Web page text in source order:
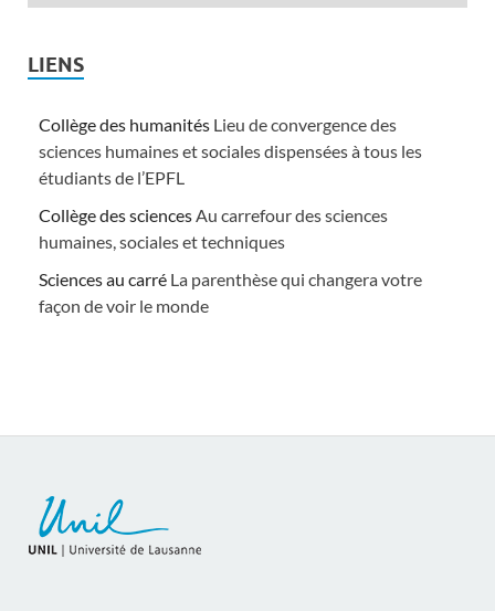
LIENS
Collège des humanités Lieu de convergence des
sciences humaines et sociales dispensées à tous les
étudiants de l’EPFL
Collège des sciencesAu carrefour des sciences
humaines, sociales et techniques
Sciences au carré La parenthèse qui changera votre
façon de voir le monde